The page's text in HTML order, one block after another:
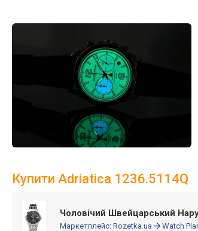
Купити Adriatica 1236.5114Q
Чоловічий Швейцарський
Маркетплейс: Rozetka.ua Watch